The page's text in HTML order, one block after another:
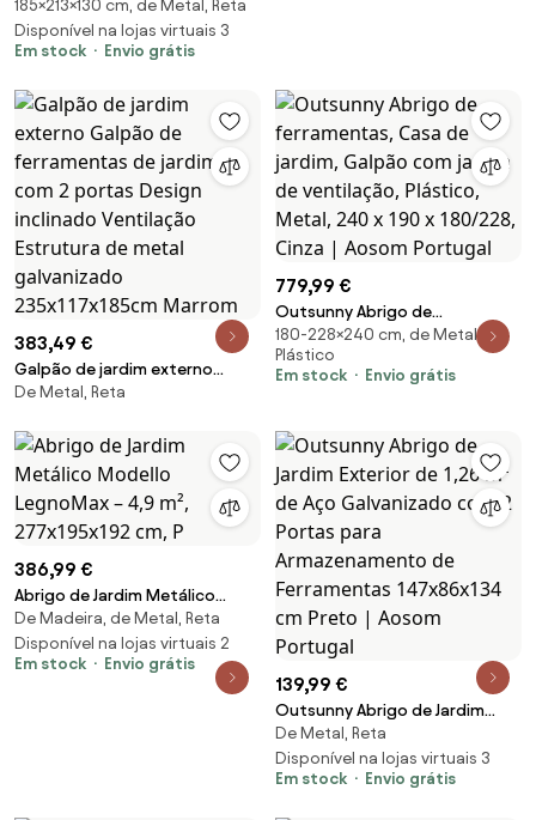
2,42 m 213x130x185 cm Abrigo
de Jardim Metálico para
Armazenamento com 2 Portas
Escuro | Aosom Portugal
185×213×130 cm, de Metal, Reta
Disponível na lojas virtuais 3
Em stock
Envio grátis
383,49 €
Galpão de jardim externo
Galpão de ferramentas de
inclinado Ventilação Estrutura
de metal galvanizado
235x117x185cm Marrom
De Metal, Reta
779,99 €
Outsunny Abrigo de
ferramentas, Casa de jardim,
Galpão com janela de
ventilação, Plástico, Metal, 240
Portugal
180-228×240 cm, de Metal, de
Plástico
Em stock
Envio grátis
386,99 €
Abrigo de Jardim Metálico
Modello LegnoMax – 4,9 m²,
277x195x192 cm, P
De Madeira, de Metal, Reta
Disponível na lojas virtuais 2
Em stock
Envio grátis
139,99 €
Outsunny Abrigo de Jardim
Exterior de 1,26 m² de Aço
Galvanizado com 2 Portas para
Armazenamento de
De Metal, Reta
Disponível na lojas virtuais 3
Em stock
Envio grátis